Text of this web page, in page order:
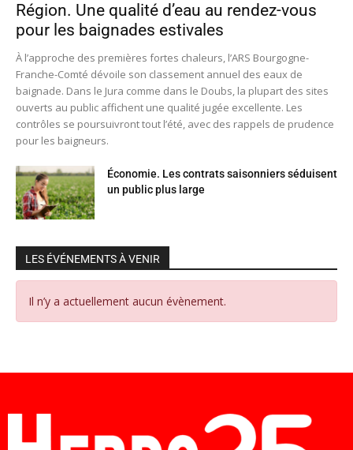
Région. Une qualité d’eau au rendez-vous
pour les baignades estivales
À l’approche des premières fortes chaleurs, l’ARS Bourgogne-
Franche-Comté dévoile son classement annuel des eaux de
baignade. Dans le Jura comme dans le Doubs, la plupart des sites
ouverts au public affichent une qualité jugée excellente. Les
contrôles se poursuivront tout l’été, avec des rappels de prudence
pour les baigneurs.
Économie. Les contrats saisonniers séduisent
un public plus large
LES ÉVÉNEMENTS À VENIR
Il n’y a actuellement aucun évènement.